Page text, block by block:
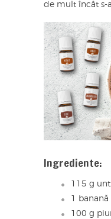
de mult încât s-
Ingrediente:
115 g
1
100 g